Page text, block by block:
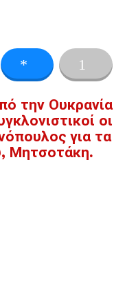
την Ουκρανία
οι
για τα
Μητσοτάκη.